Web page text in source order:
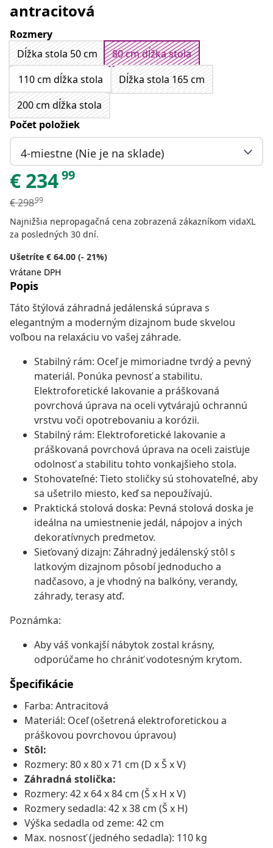
antracitová
Rozmery
Dĺžka stola 50 cm
80 cm dĺžka stola
110 cm dĺžka stola
Dĺžka stola 165 cm
200 cm dĺžka stola
Počet položiek
4-miestne (Nie je na sklade)
€ 23499
€29899
Najnižšia nepropagačná cena zobrazená zákazníkom vidaXL
za posledných 30 dní.
Ušetríte € 64.00 (- 21%)
Vrátane DPH
Popis
Táto štýlová záhradná jedálenská súprava s
elegantným a moderným dizajnom bude skvelou
voľbou na relaxáciu vo vašej záhrade.
Stabilný rám: Oceľ je mimoriadne tvrdý a pevný
materiál. Ponúka pevnosť a stabilitu.
Elektroforetické lakovanie a práškovaná
povrchová úprava na oceli vytvárajú ochrannú
vrstvu voči opotrebovaniu a korózii.
Stabilný rám: Elektroforetické lakovanie a
práškovaná povrchová úprava na oceli zaisťuje
odolnosť a stabilitu tohto vonkajšieho stola.
Stohovateľné: Tieto stoličky sú stohovateľné, aby
sa ušetrilo miesto, keď sa nepoužívajú.
Praktická stolová doska: Pevná stolová doska je
ideálna na umiestnenie jedál, nápojov a iných
dekoratívnych predmetov.
Sieťovaný dizajn: Záhradný jedálenský stôl s
latkovým dizajnom pôsobí jednoducho a
nadčasovo, a je vhodný na balkóny, verandy,
záhrady, terasy atď.
Poznámka:
Aby váš vonkajší nábytok zostal krásny,
odporúčame ho chrániť vodotesným krytom.
Špecifikácie
Farba: Antracitová
Materiál: Oceľ (ošetrená elektroforetickou a
práškovou povrchovou úpravou)
Stôl:
Rozmery: 80 x 80 x 71 cm (D x Š x V)
Záhradná stolička:
Rozmery: 42 x 64 x 84 cm (Š x H x V)
Rozmery sedadla: 42 x 38 cm (Š x H)
Výška sedadla od zeme: 42 cm
Max. nosnosť (jedného sedadla): 110 kg